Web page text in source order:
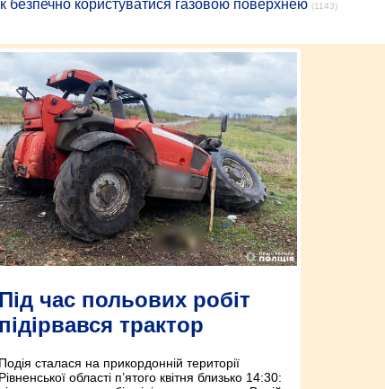
безпечно користуватися газовою поверхнею (1143)
Під час польових робіт
підірвався трактор
Подія сталася на прикордонній території
Рівненської області п’ятого квітня близько 14:30: